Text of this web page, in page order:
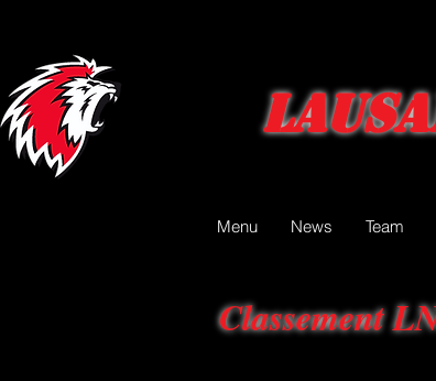
Menu News Team
Classement